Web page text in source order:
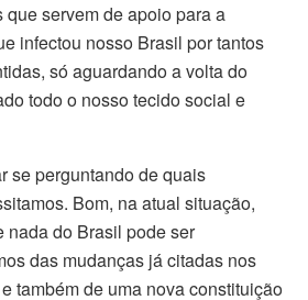
servem de apoio para a
infectou nosso Brasil por tantos
só aguardando a volta do
todo o nosso tecido social e
se perguntando de quais
Bom, na atual situação,
nada do Brasil pode ser
das mudanças já citadas nos
também de uma nova constituição